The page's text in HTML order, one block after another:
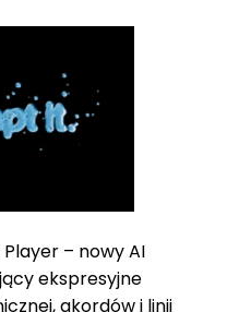
– nowy AI
ekspresyjne
akordów i linii